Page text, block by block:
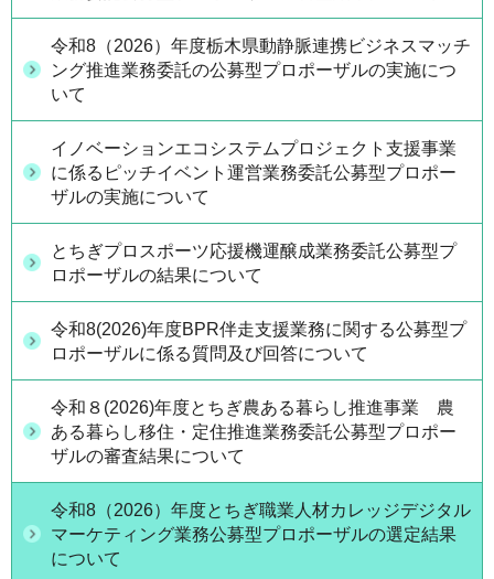
令和8（2026）年度栃木県動静脈連携ビジネスマッチ
ング推進業務委託の公募型プロポーザルの実施につ
いて
イノベーションエコシステムプロジェクト支援事業
に係るピッチイベント運営業務委託公募型プロポー
ザルの実施について
とちぎプロスポーツ応援機運醸成業務委託公募型プ
ロポーザルの結果について
令和8(2026)年度BPR伴走支援業務に関する公募型プ
ロポーザルに係る質問及び回答について
令和８(2026)年度とちぎ農ある暮らし推進事業 農
ある暮らし移住・定住推進業務委託公募型プロポー
ザルの審査結果について
令和8（2026）年度とちぎ職業人材カレッジデジタル
マーケティング業務公募型プロポーザルの選定結果
について